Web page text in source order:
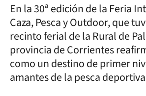
En la 30ª edición de la Feria
Caza, Pesca y Outdoor, que
recinto ferial de la Rural de
provincia de Corrientes
como un destino de primer
amantes de la pesca